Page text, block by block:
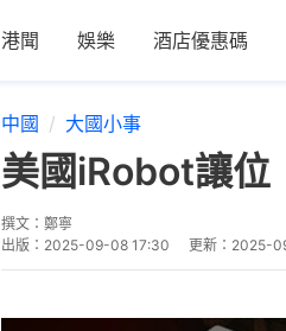
港聞 娛樂 酒店優惠碼
中國 大國小事
美國iRobot讓
撰文： 鄭寧
出版： 2025-09-08 17:30 更新： 2025-